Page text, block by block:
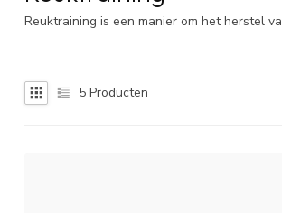
Reuktraining is een manier om het herstel
5 Producten